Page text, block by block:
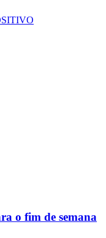
o fim de semana